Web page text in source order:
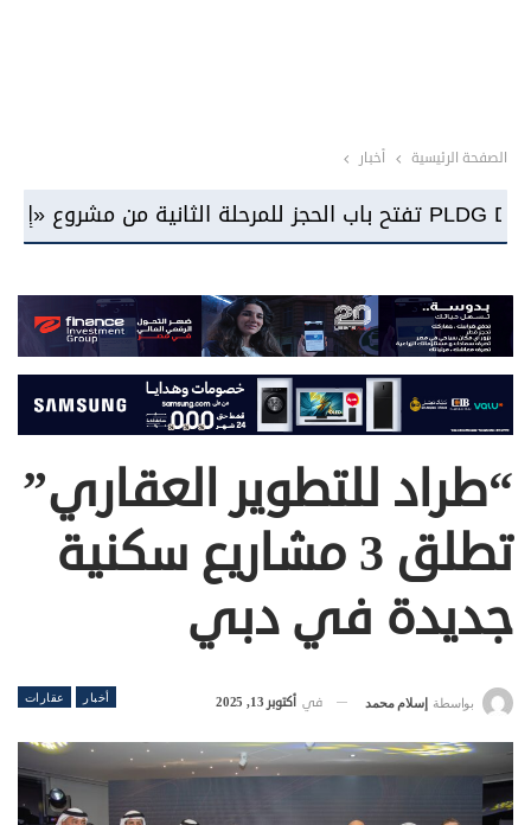
الصفحة الرئيسية أخبار
“طراد للتطوير العقاري”
تطلق 3 مشاريع سكنية
جديدة في دبي
أخبار عقارات بواسطة إسلام محمد في أكتوبر 13, 2025